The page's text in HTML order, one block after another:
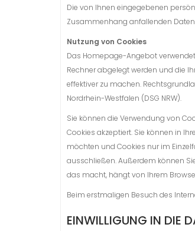
Die von Ihnen eingegebenen
Zusammenhang anfallenden
Nutzung von Cookies
Das Homepage-Angebot
Rechner abgelegt werden und die
effektiver zu machen.
Nordrhein-Westfalen (DSG NRW).
Sie können die Verwendung von
Cookies akzeptiert. Sie können in
möchten und Cookies nur im
ausschließen. Außerdem können
das macht, hängt von Ihrem
Beim erstmaligen Besuch des
EINWILLIGUNG IN DIE